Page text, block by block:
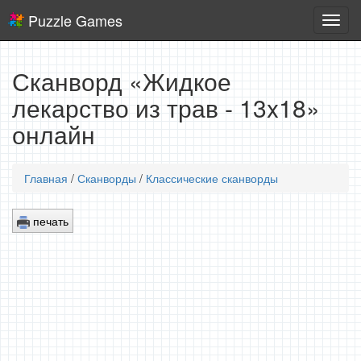
игры
Puzzle Games
Сканворд «Жидкое
лекарство из трав - 13x18»
онлайн
Главная / Сканворды / Классические сканворды
печать